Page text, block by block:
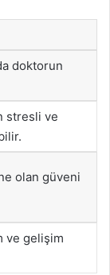
doktorun
stresli ve
olan güveni
ve gelişim